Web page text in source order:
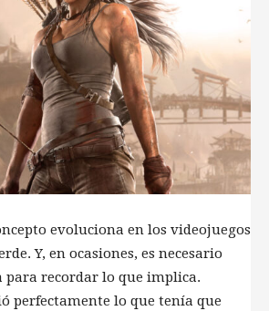
evoluciona en los videojuegos
Y, en ocasiones, es necesario
para recordar lo que implica.
perfectamente lo que tenía que